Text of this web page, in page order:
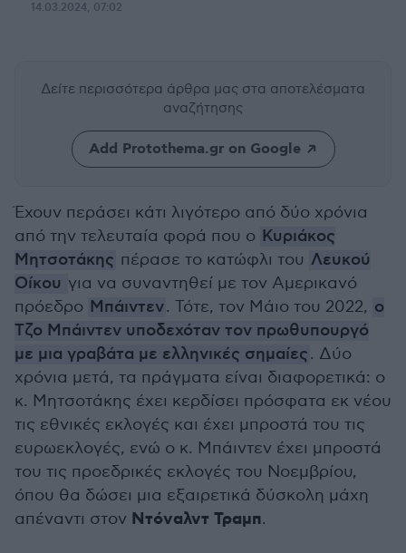
14.03.2024, 07:02
Δείτε περισσότερα άρθρα μας στα αποτελέσματα
αναζήτησης
Add Protothema.gr on Google
Έχουν περάσει κάτι λιγότερο από δύο χρόνια
από την τελευταία φορά που ο Κυριάκος
Μητσοτάκης πέρασε το κατώφλι του Λευκού
Οίκου για να συναντηθεί με τον Αμερικανό
πρόεδρο Μπάιντεν. Τότε, τον Μάιο του 2022, ο
Τζο Μπάιντεν υποδεχόταν τον πρωθυπουργό
με μια γραβάτα με ελληνικές σημαίες. Δύο
χρόνια μετά, τα πράγματα είναι διαφορετικά: ο
κ. Μητσοτάκης έχει κερδίσει πρόσφατα εκ νέου
τις εθνικές εκλογές και έχει μπροστά του τις
ευρωεκλογές, ενώ ο κ. Μπάιντεν έχει μπροστά
του τις προεδρικές εκλογές του Νοεμβρίου,
όπου θα δώσει μια εξαιρετικά δύσκολη μάχη
απέναντι στον Ντόναλντ Τραμπ.